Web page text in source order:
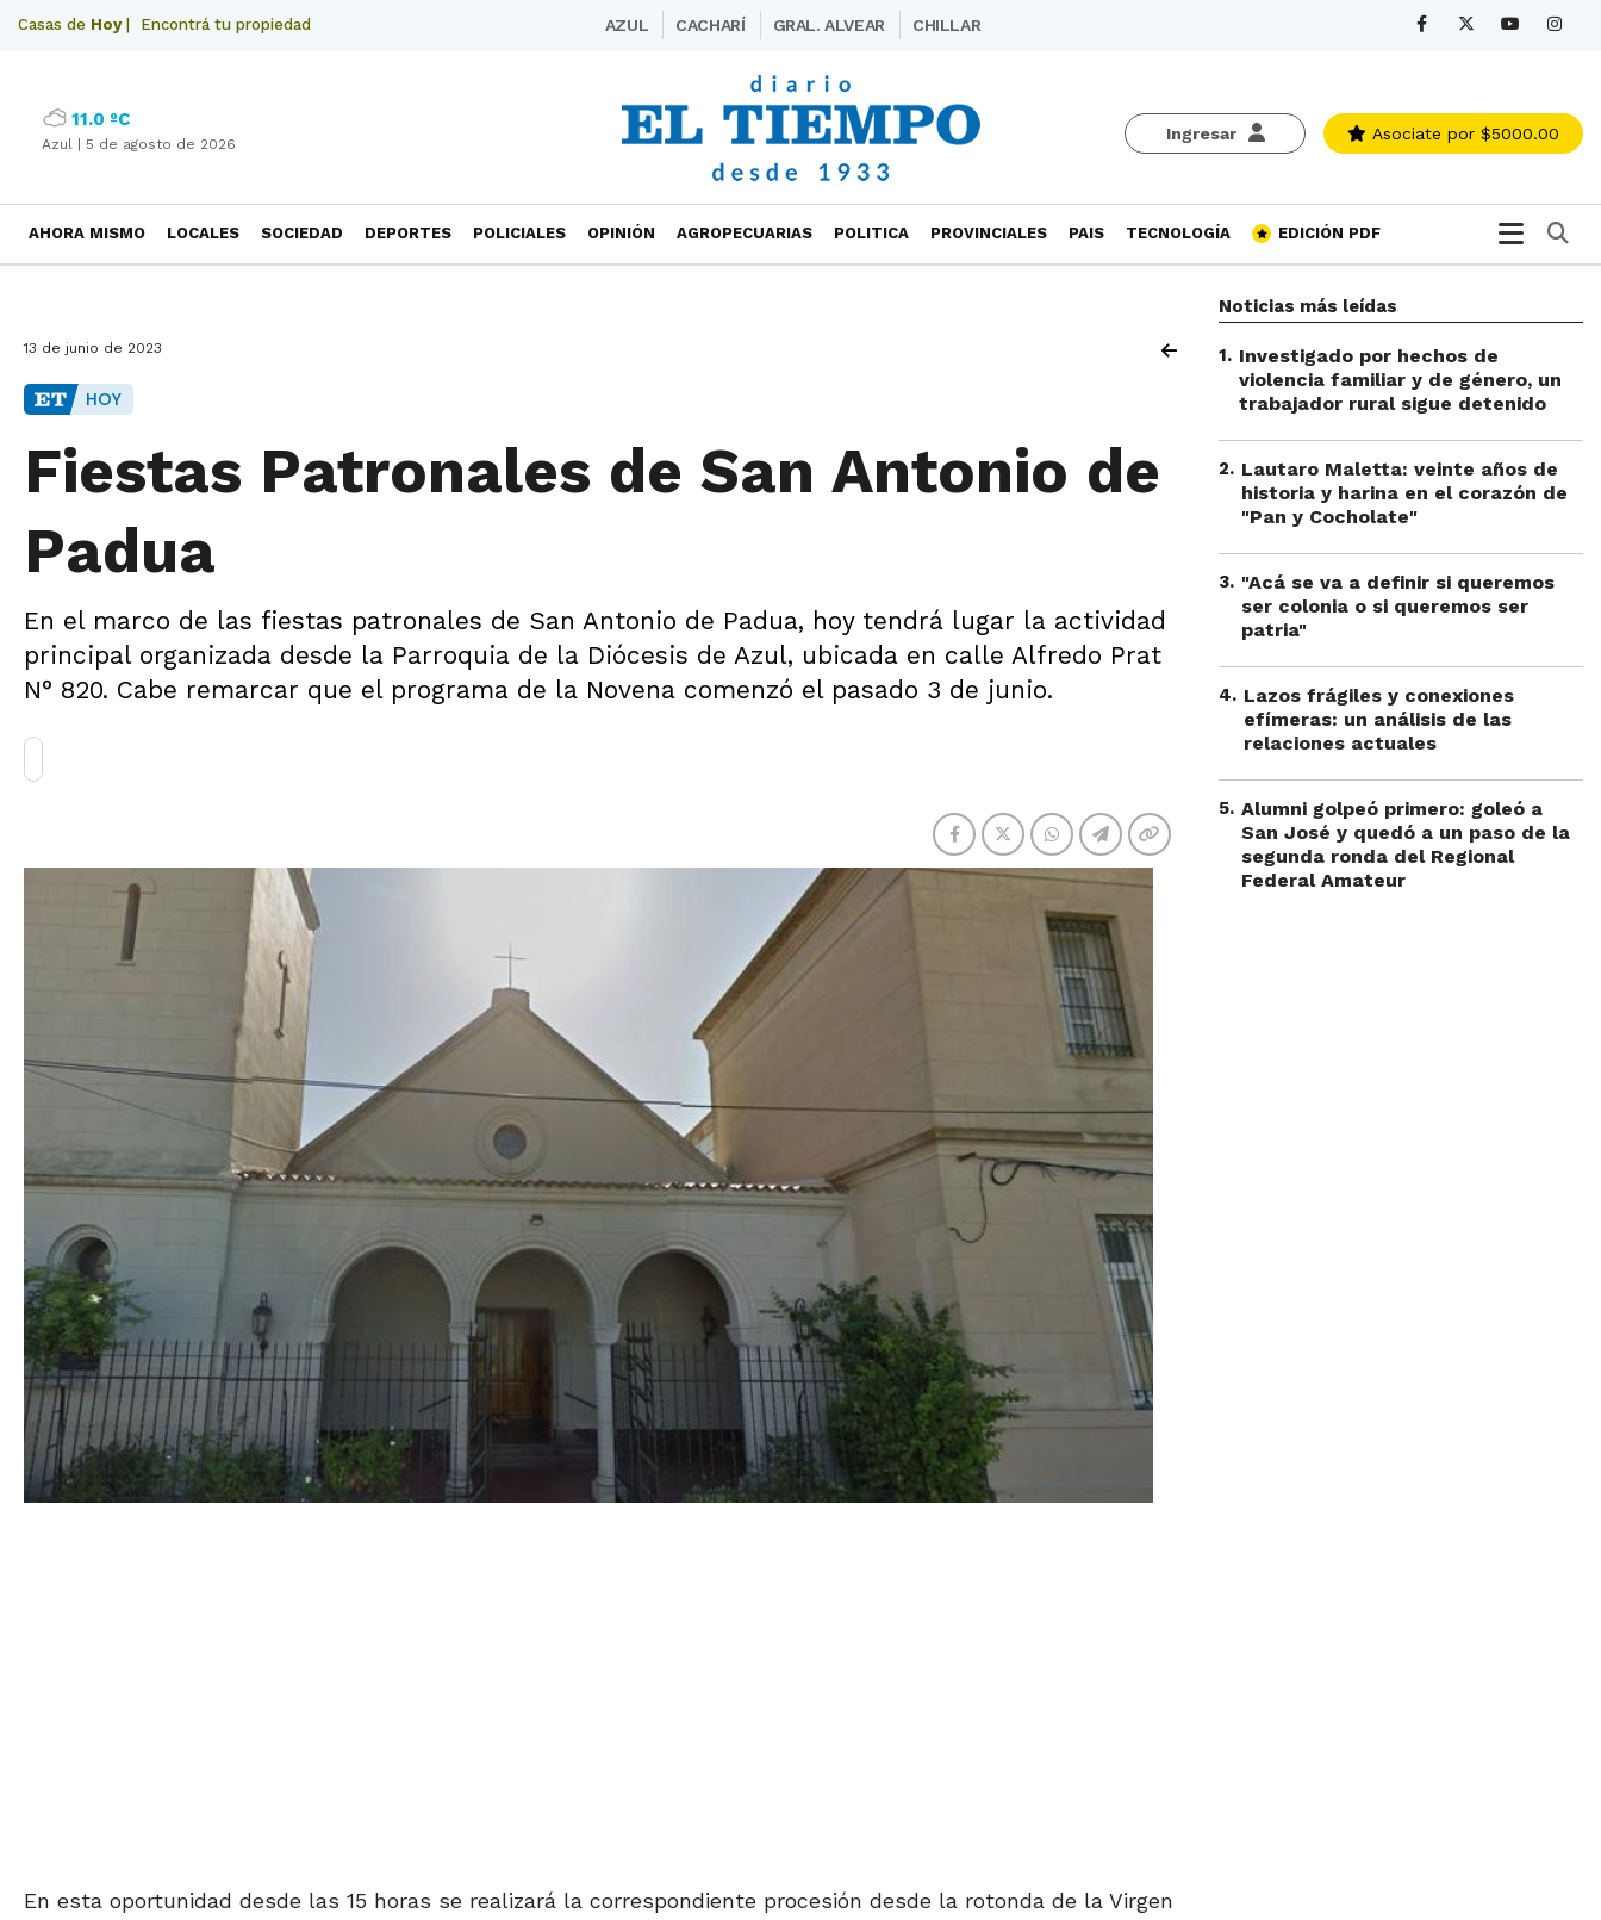
Casas de Hoy| Encontrá tu propiedad AZUL CACHARÍ GRAL. ALVEAR CHILLAR
Ingresar Asociate por $5000.00
11.0 ºC
Azul | 5 de agosto de 2026
AHORA MISMO LOCALES SOCIEDAD DEPORTES POLICIALES OPINIÓN AGROPECUARIAS POLITICA PROVINCIALES PAIS TECNOLOGÍA EDICIÓN PDF
13 de junio de 2023
HOY
Fiestas Patronales de San Antonio de
Padua
En el marco de las fiestas patronales de San Antonio de Padua, hoy tendrá lugar la actividad
principal organizada desde la Parroquia de la Diócesis de Azul, ubicada en calle Alfredo Prat
N° 820. Cabe remarcar que el programa de la Novena comenzó el pasado 3 de junio.
En esta oportunidad desde las 15 horas se realizará la correspondiente procesión desde la rotonda de la Virgen
Noticias más leídas
1. Investigado por hechos de
violencia familiar y de género, un
trabajador rural sigue detenido
2. Lautaro Maletta: veinte años de
historia y harina en el corazón de
"Pan y Cocholate"
3. "Acá se va a definir si queremos
ser colonia o si queremos ser
patria"
4. Lazos frágiles y conexiones
efímeras: un análisis de las
relaciones actuales
5. Alumni golpeó primero: goleó a
San José y quedó a un paso de la
segunda ronda del Regional
Federal Amateur